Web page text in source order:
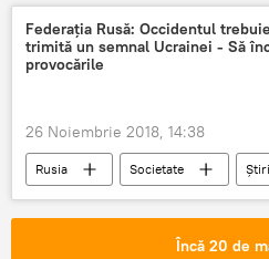
Federația Rusă: Occidentul
trimită un semnal Ucrainei - Să
provocările
26 Noiembrie 2018, 14:38
Rusia Societate Știri
Ucraina
Occident
Maria Zaharova
Încă 20 de